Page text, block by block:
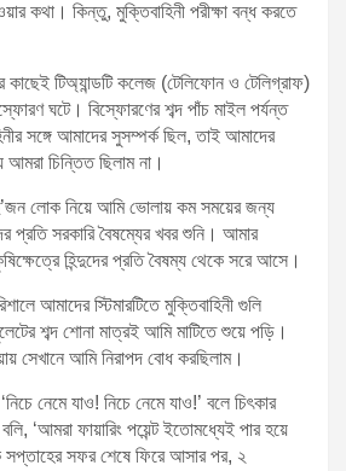
কথা। কিন্তু, মুক্তিবাহিনী পরীক্ষা বন্ধ করতে
টিঅ্যান্ডটি কলেজ (টেলিফোন ও টেলিগ্রাফ)
ঘটে। বিস্ফোরণের শব্দ পাঁচ মাইল পর্যন্ত
সঙ্গে আমাদের সুসম্পর্ক ছিল, তাই আমাদের
চিন্তিত ছিলাম না।
লোক নিয়ে আমি ভোলায় কম সময়ের জন্য
প্রতি সরকারি বৈষম্যের খবর শুনি। আমার
হিন্দুদের প্রতি বৈষম্য থেকে সরে আসে।
আমাদের স্টিমারটিতে মুক্তিবাহিনী গুলি
শব্দ শোনা মাত্রই আমি মাটিতে শুয়ে পড়ি।
সেখানে আমি নিরাপদ বোধ করছিলাম।
নেমে যাও! নিচে নেমে যাও!’ বলে চিৎকার
‘আমরা ফায়ারিং পয়েন্ট ইতোমধ্যেই পার হয়ে
সপ্তাহের সফর শেষে ফিরে আসার পর, ২